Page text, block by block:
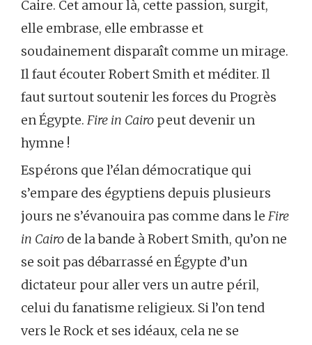
Caire. Cet amour là, cette passion, surgit,
elle embrase, elle embrasse et
soudainement disparaît comme un mirage.
Il faut écouter Robert Smith et méditer. Il
faut surtout soutenir les forces du Progrès
en Égypte. Fire in Cairo peut devenir un
hymne !
Espérons que l’élan démocratique qui
s’empare des égyptiens depuis plusieurs
jours ne s’évanouira pas comme dans le Fire
in Cairo de la bande à Robert Smith, qu’on ne
se soit pas débarrassé en Égypte d’un
dictateur pour aller vers un autre péril,
celui du fanatisme religieux. Si l’on tend
vers le Rock et ses idéaux, cela ne se